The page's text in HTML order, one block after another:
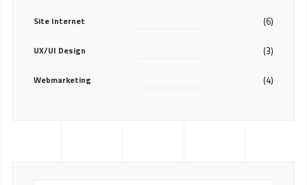
Site Internet (6)
UX/UI Design (3)
Webmarketing (4)